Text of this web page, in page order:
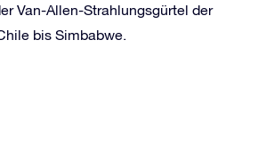
Van-Allen-Strahlungsgürtel der
bis Simbabwe.